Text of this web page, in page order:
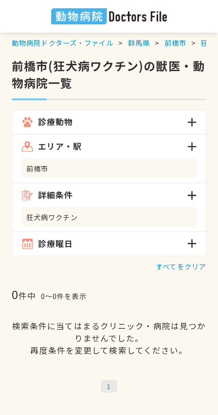
動物病院ドクターズ・ファイル 群馬県 前橋市 狂犬
前橋市(狂犬病ワクチン)の獣医・動
物病院一覧
診療動物
エリア・駅
前橋市
詳細条件
狂犬病ワクチン
診療曜日
すべてをクリア
0件中 0〜0件を表示
検索条件に当てはまるクリニック・病院は見つか
りませんでした。
再度条件を変更して検索してください。
1